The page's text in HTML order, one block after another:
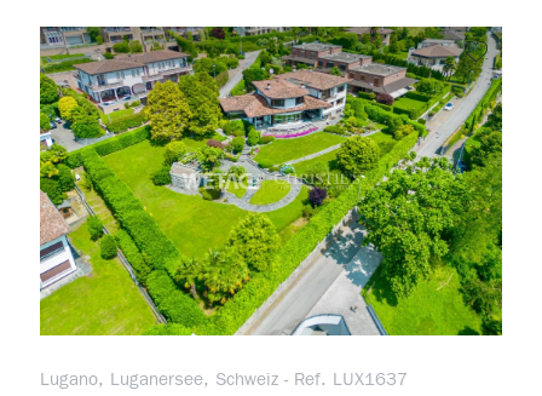
kein
Lugano, Luganersee, Schweiz - Ref. LUX1637